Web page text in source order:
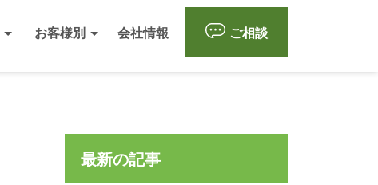
お客様別 会社情報 ご相談
最新の記事